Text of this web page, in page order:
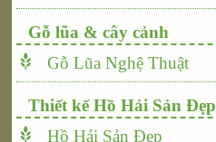
Gỗ lũa & cây cảnh
Gỗ Lũa Nghệ Thuật
Thiết kế Hồ Hải Sản Đẹp
Hồ Hải Sản Đẹp